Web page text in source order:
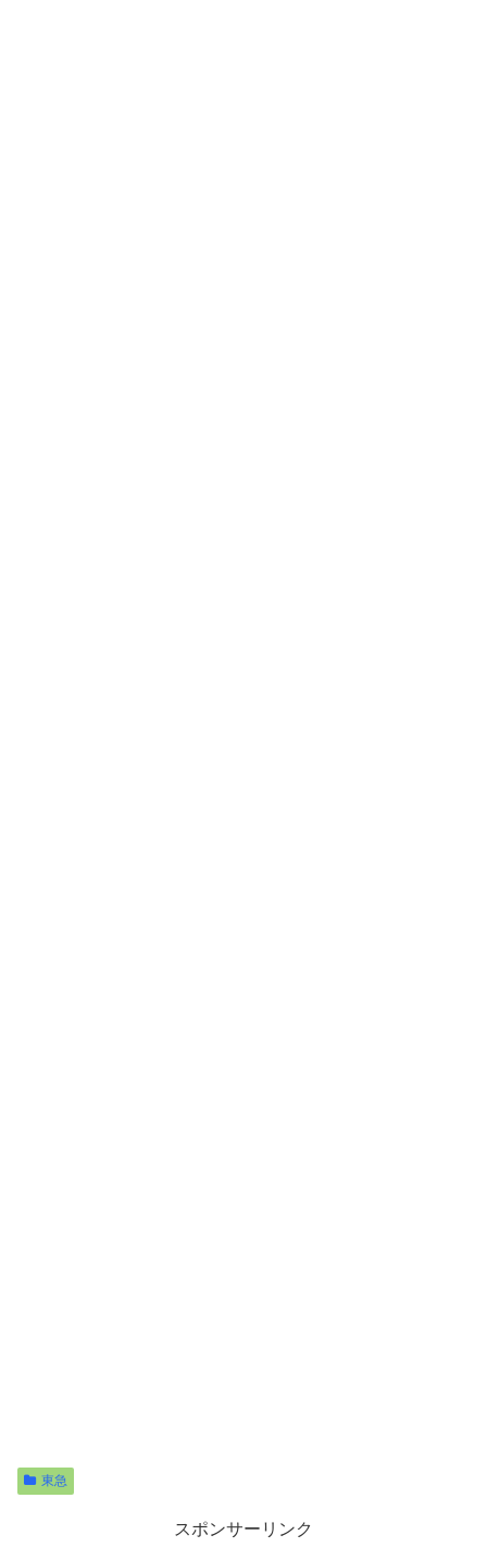
東急
スポンサーリンク